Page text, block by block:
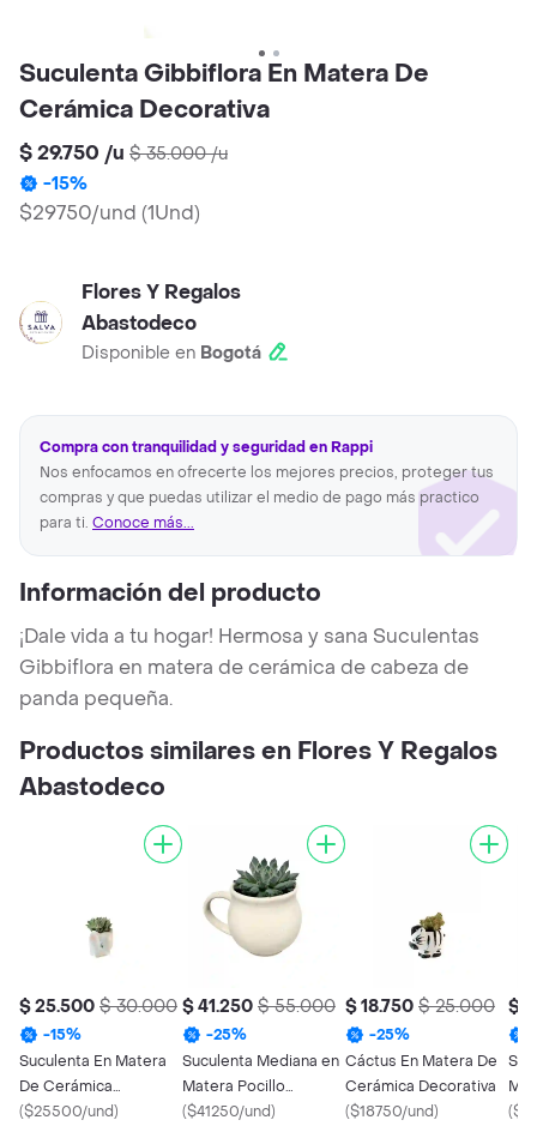
Suculenta Gibbiflora En Matera De
Cerámica Decorativa
$ 29.750 /u $ 35.000/u
-15%
$29750/und (1Und)
Flores Y Regalos
Abastodeco
Disponible en Bogotá
Compra con tranquilidad y seguridad en Rappi
Nos enfocamos en ofrecerte los mejores precios, proteger tus
compras y que puedas utilizar el medio de pago más practico
para ti. Conoce más...
Información del producto
¡Dale vida a tu hogar! Hermosa y sana Suculentas
Gibbiflora en matera de cerámica de cabeza de
panda pequeña.
Productos similares en Flores Y Regalos
Abastodeco
$ 25.500 $ 30.000
-15%
Suculenta En Matera
De Cerámica
Decorativa Animalitos
($25500/und)
$ 41.250 $ 55.000
-25%
Suculenta Mediana en
Matera Pocillo
Cerámica
($41250/und)
$ 18.750 $ 25.000
-25%
Cáctus En Matera De
Cerámica Decorativa
($18750/und)
$
(